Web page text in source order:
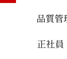
品質管
正社員